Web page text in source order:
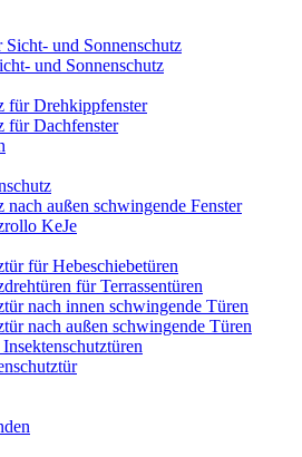
Sicht- und Sonnenschutz
und Sonnenschutz
für Drehkippfenster
für Dachfenster
nach außen schwingende Fenster
KeJe
für Hebeschiebetüren
für Terrassentüren
nach innen schwingende Türen
nach außen schwingende Türen